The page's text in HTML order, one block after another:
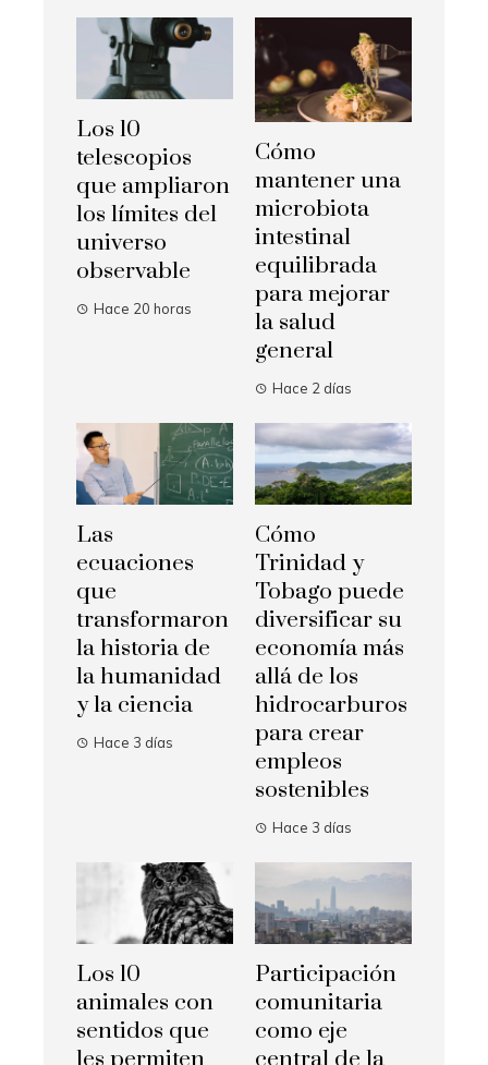
Los 10
telescopios
que ampliaron
los límites del
universo
observable
Hace 20 horas
Cómo
mantener una
microbiota
intestinal
equilibrada
para mejorar
la salud
general
Hace 2 días
Las
ecuaciones
que
transformaron
la historia de
la humanidad
y la ciencia
Hace 3 días
Cómo
Trinidad y
Tobago puede
diversificar su
economía más
allá de los
hidrocarburos
para crear
empleos
sostenibles
Hace 3 días
Los 10
animales con
sentidos que
Participación
comunitaria
como eje